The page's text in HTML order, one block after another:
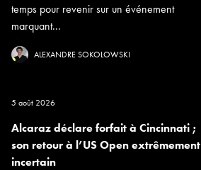
temps pour revenir sur un événement
marquant...
ALEXANDRE SOKOLOWSKI
5 août 2026
Alcaraz déclare forfait à Cincinnati ;
son retour à l’US Open extrêmement
incertain